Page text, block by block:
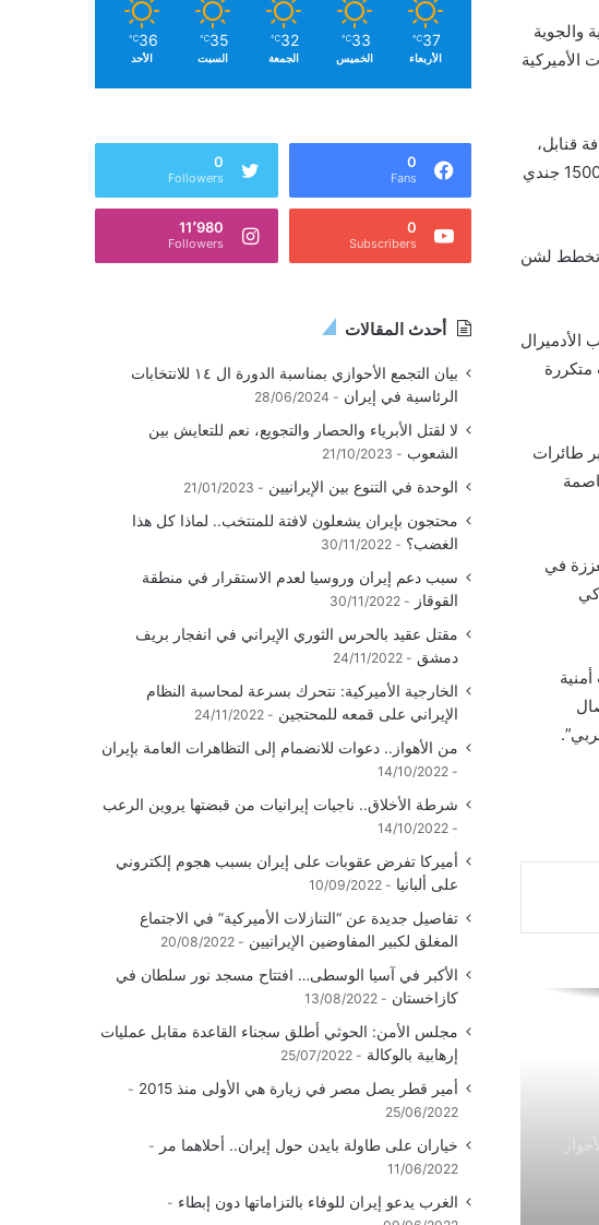
والجوية
الأميركية
قنابل،
وسفينة هجوم برمائية وبطارية دفاع جوي معززة بصواريخ باتريوت وطائرات مقاتلة، ونحو 1500 جندي
تخطط لشن
الأدميرال
متكررة
طائرات
أمنية معززة في
37
℃
الأربعاء
33
℃
الخميس
32
℃
الجمعة
35
℃
السبت
36
℃
الأحد
0
Fans
0
Followers
0
Subscribers
11٬980
Followers
أحدث المقالات
بيان التجمع الأحوازي بمناسبة الدورة ال ١٤ للانتخابات
الرئاسية في إيران
28/06/2024
لا لقتل الأبرياء والحصار والتجويع، نعم للتعايش بين
الشعوب
21/10/2023
الوحدة في التنوع بين الإيرانيين 21/01/2023
محتجون بإيران يشعلون لافتة للمنتخب.. لماذا كل هذا
الغضب؟
30/11/2022
سبب دعم إيران وروسيا لعدم الاستقرار في منطقة
القوقاز
30/11/2022
مقتل عقيد بالحرس الثوري الإيراني في انفجار بريف
دمشق
24/11/2022
الخارجية الأميركية: نتحرك بسرعة لمحاسبة النظام
الإيراني على قمعه للمحتجين
24/11/2022
من الأهواز.. دعوات للانضمام إلى التظاهرات العامة بإيران
14/10/2022
شرطة الأخلاق.. ناجيات إيرانيات من قبضتها يروين الرعب
14/10/2022
أميركا تفرض عقوبات على إيران بسبب هجوم إلكتروني
على ألبانيا
10/09/2022
تفاصيل جديدة عن “التنازلات الأميركية” في الاجتماع
المغلق لكبير المفاوضين الإيرانيين
20/08/2022
الأكبر في آسيا الوسطى… افتتاح مسجد نور سلطان في
كازاخستان
13/08/2022
مجلس الأمن: الحوثي أطلق سجناء القاعدة مقابل عمليات
إرهابية بالوكالة
25/07/2022
أمير قطر يصل مصر في زيارة هي الأولى منذ 2015
25/06/2022
خياران على طاولة بايدن حول إيران.. أحلاهما مر
11/06/2022
الغرب يدعو إيران للوفاء بالتزاماتها دون إبطاء